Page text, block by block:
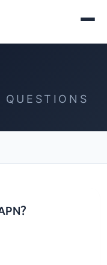
QUESTIONS
？